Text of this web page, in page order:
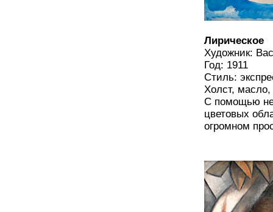
Лирическое
Художник:
Год: 1911
Стиль:
Холст,
С помощью
цветовых
огромном